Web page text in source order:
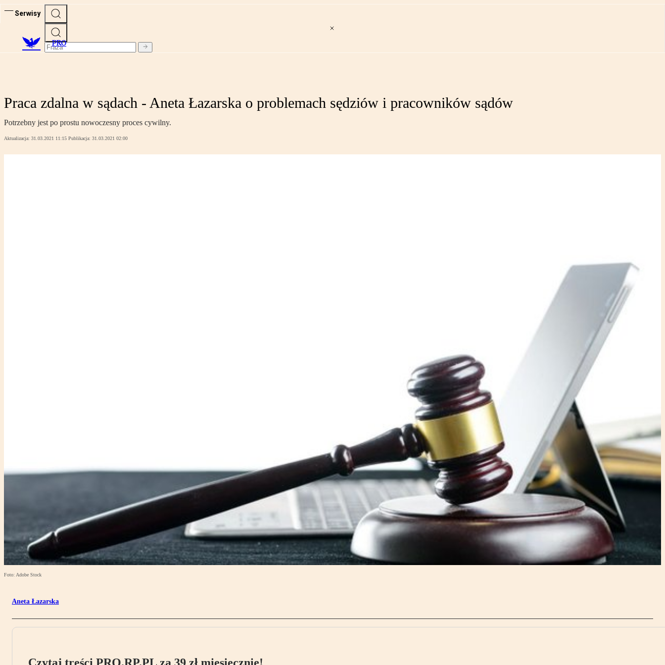
Serwisy
PRO
Praca zdalna w sądach - Aneta Łazarska o problemach sędziów i pracowników sądów
Potrzebny jest po prostu nowoczesny proces cywilny.
Aktualizacja: 31.03.2021 11:15 Publikacja: 31.03.2021 02:00
Foto: Adobe Stock
Aneta Łazarska